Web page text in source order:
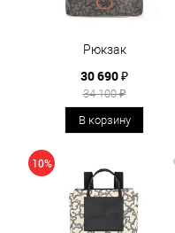
Рюкзак
30 690 ₽
34 100 ₽
В корзину
10%